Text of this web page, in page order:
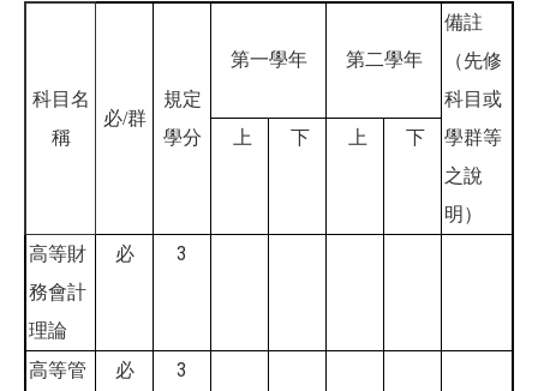
科目名
稱
必/群
規定
學分
第一學年 第二學年
備註
（先修
科目或
學群等
之說
明）
上 下 上 下
高等財
務會計
理論
必 3
高等管
必 3